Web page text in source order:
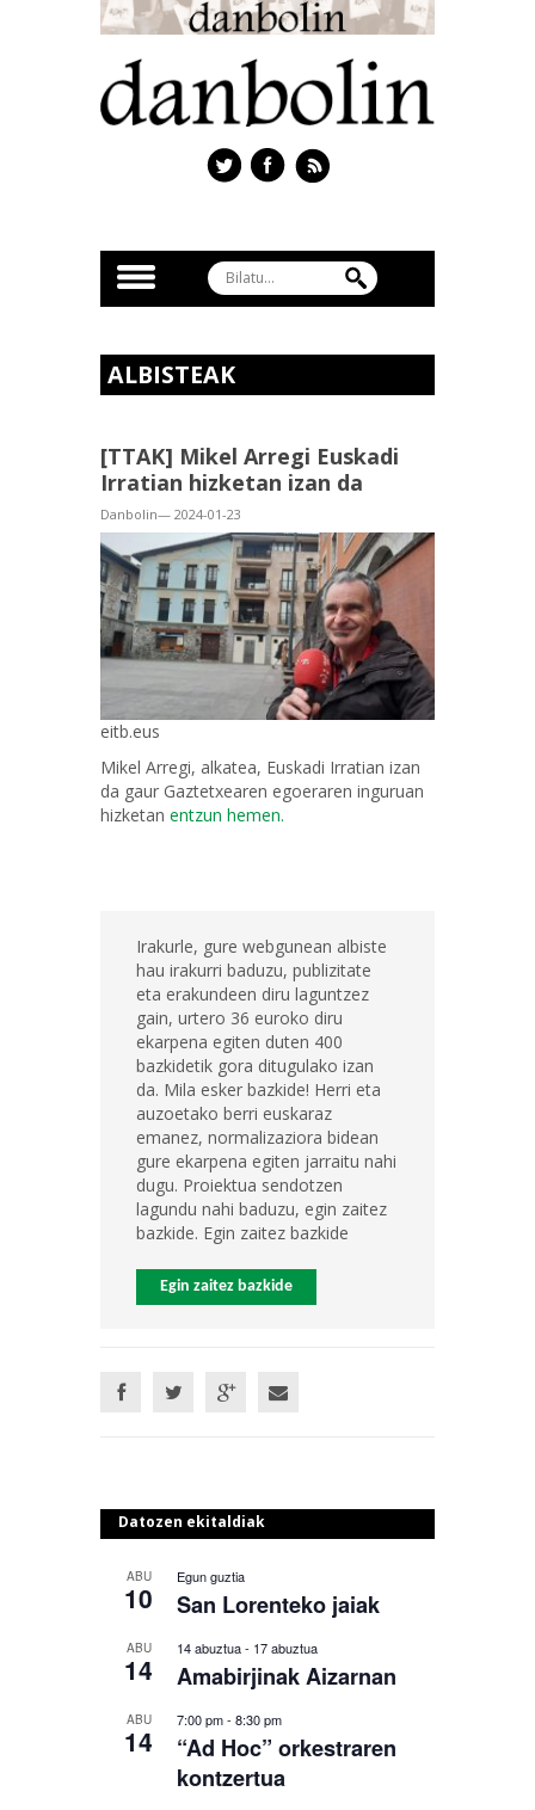
ALBISTEAK
[TTAK] Mikel Arregi Euskadi
Irratian hizketan izan da
Danbolin— 2024-01-23
eitb.eus
Mikel Arregi, alkatea, Euskadi Irratian izan
da gaur Gaztetxearen egoeraren inguruan
hizketan entzun hemen.
Irakurle, gure webgunean albiste
hau irakurri baduzu, publizitate
eta erakundeen diru laguntzez
gain, urtero 36 euroko diru
ekarpena egiten duten 400
bazkidetik gora ditugulako izan
da. Mila esker bazkide! Herri eta
auzoetako berri euskaraz
emanez, normalizaziora bidean
gure ekarpena egiten jarraitu nahi
dugu. Proiektua sendotzen
lagundu nahi baduzu, egin zaitez
bazkide. Egin zaitez bazkide
Egin zaitez bazkide
Datozen ekitaldiak
ABU
10
Egun guztia
San Lorenteko jaiak
ABU
14
14 abuztua- 17 abuztua
Amabirjinak Aizarnan
ABU
14
7:00 pm- 8:30 pm
“Ad Hoc” orkestraren
kontzertua